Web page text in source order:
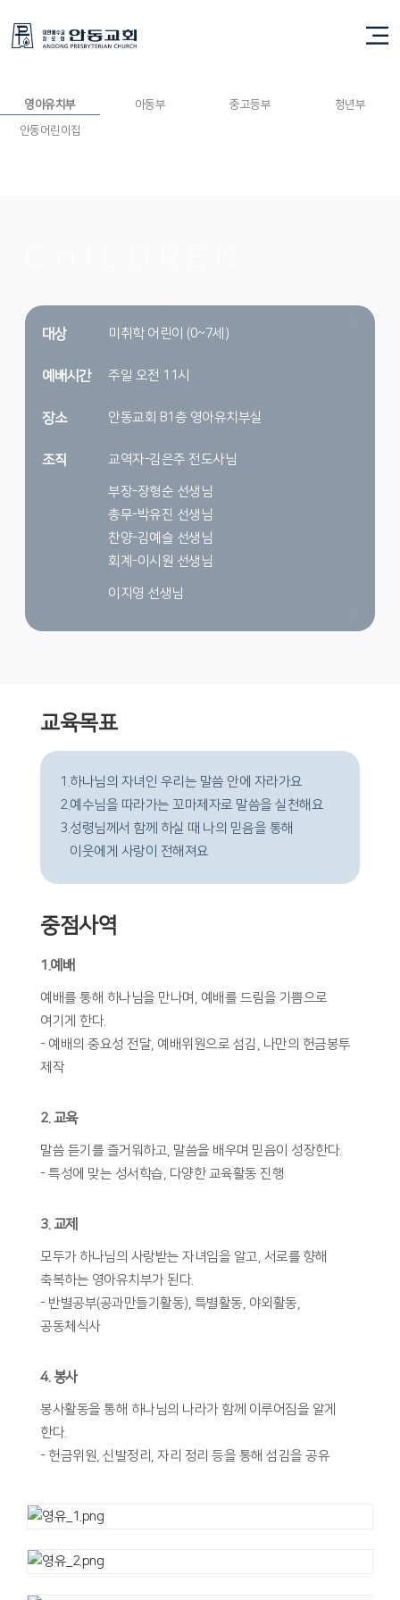
영아유치부 아동부 중고등부 청년부
안동어린이집
대상 미취학 어린이 (0~7세)
예배시간 주일 오전 11시
장소 안동교회 B1층 영아유치부실
조직 교역자-김은주 전도사님
부장-장형순 선생님
총무-박유진 선생님
찬양-김예슬 선생님
회계-이시원 선생님
이지영 선생님
교육목표
1. 하나님의 자녀인 우리는 말씀 안에 자라가요
2.예수님을 따라가는 꼬마제자로 말씀을 실천해요
3. 성령님께서 함께 하실 때 나의 믿음을 통해
이웃에게 사랑이 전해져요
중점사역
1.예배
예배를 통해 하나님을 만나며, 예배를 드림을 기쁨으로
여기게 한다.
- 예배의 중요성 전달, 예배위원으로 섬김, 나만의 헌금봉투
제작
2. 교육
말씀 듣기를 즐거워하고, 말씀을 배우며 믿음이 성장한다.
- 특성에 맞는 성서학습, 다양한 교육활동 진행
3. 교제
모두가 하나님의 사랑받는 자녀임을 알고, 서로를 향해
축복하는 영아유치부가 된다.
- 반별공부(공과만들기활동), 특별활동, 야외활동,
공동체식사
4. 봉사
봉사활동을 통해 하나님의 나라가 함께 이루어짐을 알게
한다.
- 헌금위원, 신발정리, 자리 정리 등을 통해 섬김을 공유